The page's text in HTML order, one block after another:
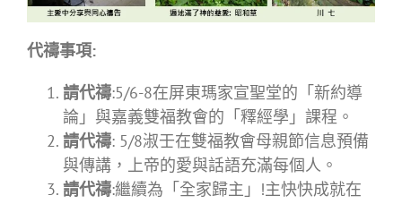
代禱事項:
請代禱:5/6-8在屏東瑪家宣聖堂的「新約導
論」與嘉義雙福教會的「釋經學」課程。
請代禱: 5/8淑壬在雙福教會母親節信息預備
與傳講，上帝的愛與話語充滿每個人。
請代禱:繼續為「全家歸主」!主快快成就在